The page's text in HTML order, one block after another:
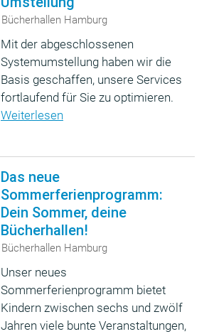
Bücherhallen Hamburg
Mit der abgeschlossenen
Systemumstellung haben wir die
Basis geschaffen, unsere Services
fortlaufend für Sie zu optimieren.
Weiterlesen
Das neue
Sommerferienprogramm:
Dein Sommer, deine
Bücherhallen!
Bücherhallen Hamburg
Unser neues
Sommerferienprogramm bietet
Kindern zwischen sechs und zwölf
Jahren viele bunte Veranstaltungen,